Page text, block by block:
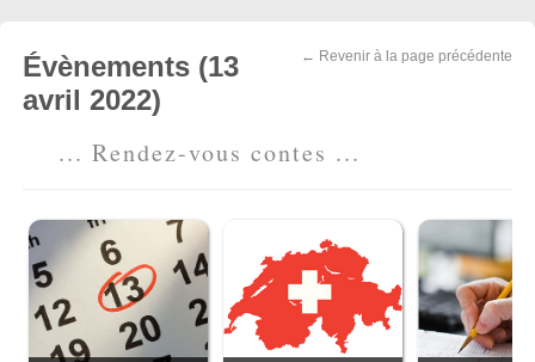
← Revenir à la page précédente
Évènements (13
avril 2022)
... Rendez-vous contes ...